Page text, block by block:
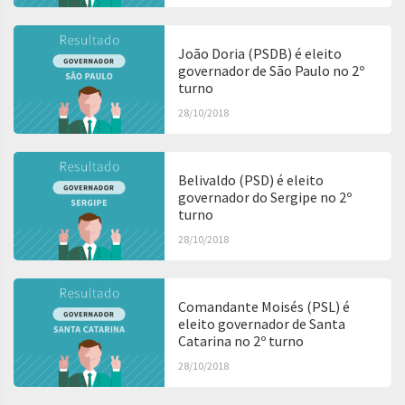
João Doria (PSDB) é eleito
governador de São Paulo no 2º
turno
28/10/2018
Belivaldo (PSD) é eleito
governador do Sergipe no 2º
turno
28/10/2018
Comandante Moisés (PSL) é
eleito governador de Santa
Catarina no 2º turno
28/10/2018